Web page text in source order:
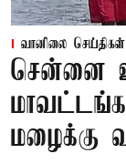
வானிலை செய்திகள்
சென்னை
மழைக்கு